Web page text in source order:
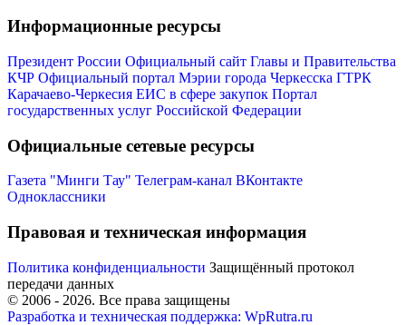
Информационные ресурсы
Президент России Официальный сайт Главы и Правительства
КЧР Официальный портал Мэрии города Черкесска ГТРК
Карачаево-Черкесия ЕИС в сфере закупок Портал
государственных услуг Российской Федерации
Официальные сетевые ресурсы
Газета "Минги Тау" Телеграм-канал ВКонтакте
Одноклассники
Правовая и техническая информация
Политика конфиденциальности Защищённый протокол
передачи данных
© 2006 - 2026. Все права защищены
Разработка и техническая поддержка: WpRutra.ru